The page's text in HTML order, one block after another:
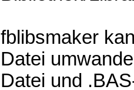
fblibsmaker
Datei
Datei und